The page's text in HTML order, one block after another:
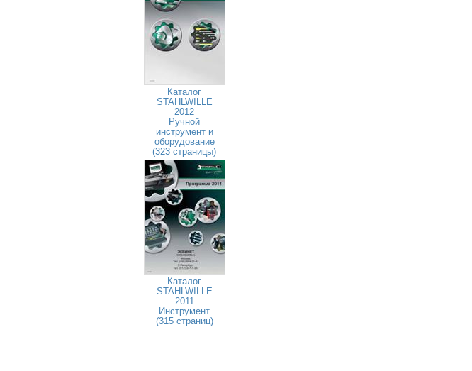
Каталог
STAHLWILLE
2012
Ручной
инструмент и
оборудование
(323 страницы)
Каталог
STAHLWILLE
2011
Инструмент
(315 страниц)